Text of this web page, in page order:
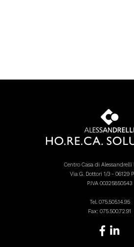
Centro Casa di Alessandrelli
Via G. Dottori 1/3 - 06129
P.IVA 00325850543
Tel. 075.505.14.95
Fax: 075.500.72.91